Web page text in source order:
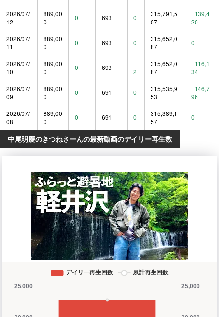
2026/07/
12
889,00
0
0 693 0
315,791,5
07
+139,4
20
2026/07/
11
889,00
0
0 693 0
315,652,0
87
0
2026/07/
10
889,00
0
0 693
+
2
315,652,0
87
+116,1
34
2026/07/
09
889,00
0
0 691 0
315,535,9
53
+146,7
96
2026/07/
08
889,00
0
0 691 0
315,389,1
57
0
中尾明慶のきつねさーんの最新動画のデイリー再生数